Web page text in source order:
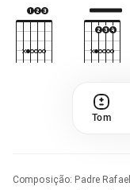
Tom
Composição: Padre